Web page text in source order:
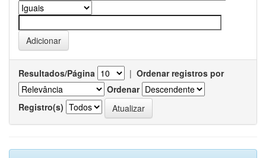
Resultados/Página | Ordenar registros por
Ordenar
Registro(s)